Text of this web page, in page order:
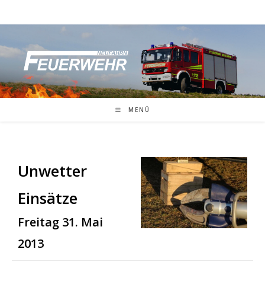
Inhalt
MENÜ
Unwetter
Einsätze
Freitag 31. Mai
2013